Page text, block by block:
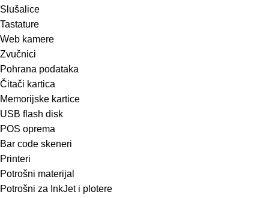
Slušalice
Tastature
Web kamere
Zvučnici
Pohrana podataka
Čitači kartica
Memorijske kartice
USB flash disk
POS oprema
Bar code skeneri
Printeri
Potrošni materijal
Potrošni za InkJet i plotere